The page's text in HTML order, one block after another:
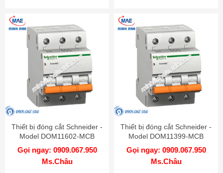
Thiết bị đóng cắt Schneider -
Model DOM11602-MCB
Gọi ngay: 0909.067.950
Ms.Châu
Thiết bị đóng cắt Schneider -
Model DOM11399-MCB
Gọi ngay: 0909.067.950
Ms.Châu